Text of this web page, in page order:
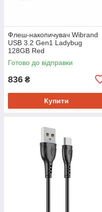
Флеш-накопичувач Wibrand
USB 3.2 Gen1 Ladybug
128GB Red
(WI3.2/LB128P10S)
Готово до відправки
836 ₴
Купити